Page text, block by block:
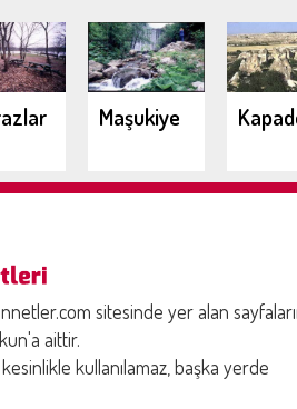
Maşukiye
sitesinde yer alan
aittir.
kullanılamaz, başka yerde